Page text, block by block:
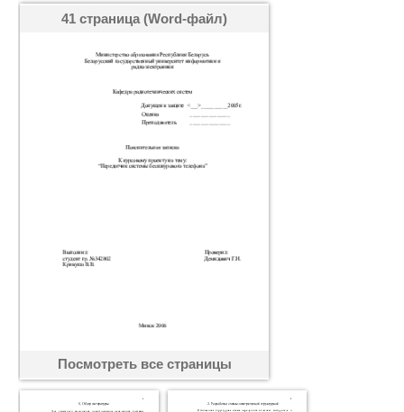
41 страница (Word-файл)
Посмотреть все страницы